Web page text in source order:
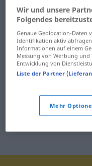
Hamburger
Hammel
Hammelfleisch
Hammer
Wir und unsere
Folgendes
Genaue Geolocation-Daten
Identifikation aktiv
Informationen auf einem
Messung von Werbung
Entwicklung von
Liste der Partner
Mehr